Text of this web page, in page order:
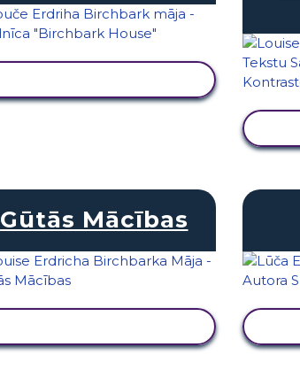
Gūtās Mācības